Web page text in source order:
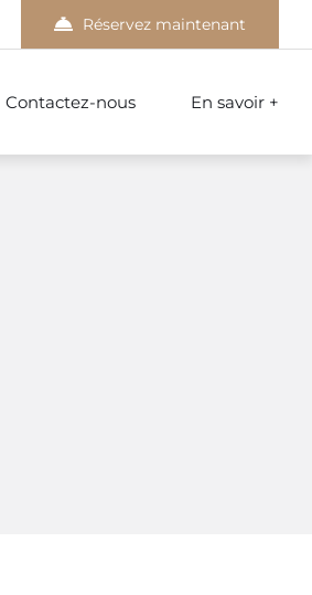
Réservez maintenant
Contactez-nous En savoir +